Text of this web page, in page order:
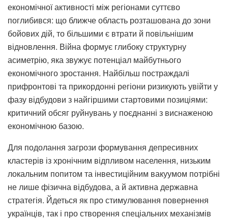
економічної активності між регіонами суттєво
поглибився: що ближче область розташована до зони
бойових дій, то більшими є втрати й повільнішим
відновлення. Війна формує глибоку структурну
асиметрію, яка звужує потенціал майбутнього
економічного зростання. Найбільш постраждалі
прифронтові та прикордонні регіони ризикують увійти у
фазу відбудови з найгіршими стартовими позиціями:
критичний обсяг руйнувань у поєднанні з виснаженою
економічною базою.
Для подолання загрози формування депресивних
кластерів із хронічним відпливом населення, низьким
локальним попитом та інвестиційним вакуумом потрібні
не лише фізична відбудова, а й активна державна
стратегія. Йдеться як про стимулювання повернення
українців, так і про створення спеціальних механізмів